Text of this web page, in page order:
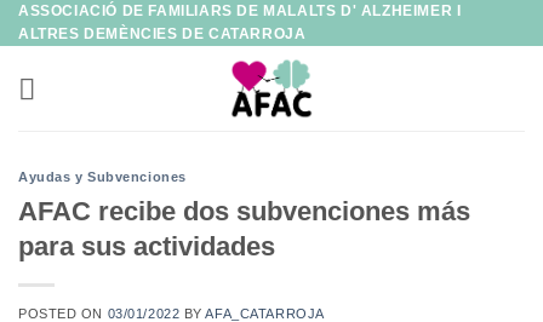
Saltar
al
contenido
ASSOCIACIÓ DE FAMILIARS DE MALALTS D' ALZHEIMER I
ALTRES DEMÈNCIES DE CATARROJA
Ayudas y Subvenciones
AFAC recibe dos subvenciones más
para sus actividades
POSTED ON 03/01/2022 BYAFA_CATARROJA